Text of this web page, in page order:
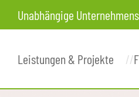
Unabhängige
Leistungen & Projekte